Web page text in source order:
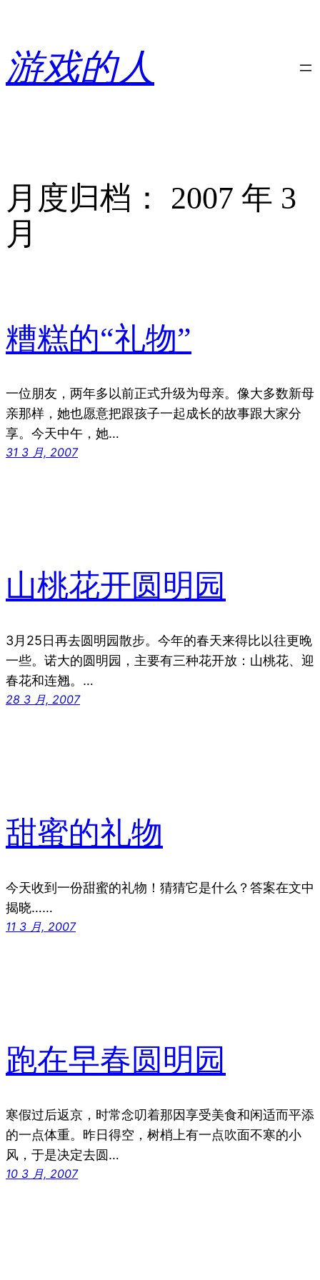
内
容
游戏的人
月度归档： 2007 年 3
月
糟糕的“礼物”
一位朋友，两年多以前正式升级为母亲。像大多数新母
亲那样，她也愿意把跟孩子一起成长的故事跟大家分
享。今天中午，她…
31 3 月, 2007
山桃花开圆明园
3月25日再去圆明园散步。今年的春天来得比以往更晚
一些。诺大的圆明园，主要有三种花开放：山桃花、迎
春花和连翘。…
28 3 月, 2007
甜蜜的礼物
今天收到一份甜蜜的礼物！猜猜它是什么？答案在文中
揭晓……
11 3 月, 2007
跑在早春圆明园
寒假过后返京，时常念叨着那因享受美食和闲适而平添
的一点体重。昨日得空，树梢上有一点吹面不寒的小
风，于是决定去圆…
10 3 月, 2007